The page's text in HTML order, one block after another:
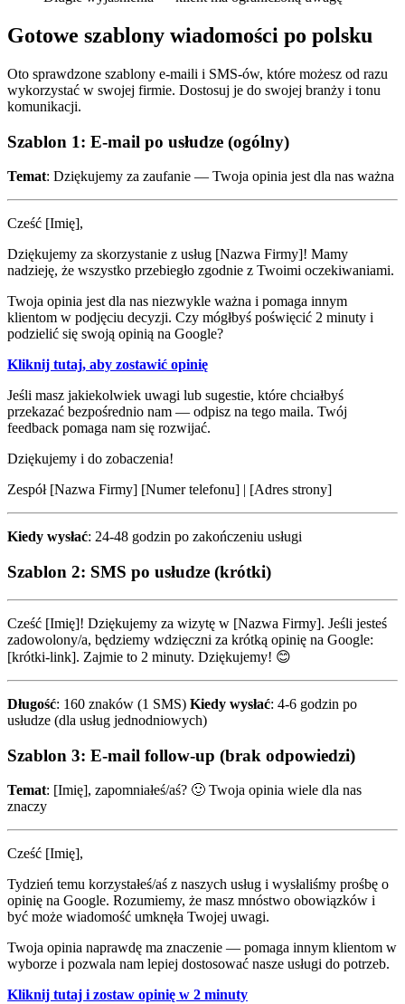
Gotowe szablony wiadomości po polsku
Oto sprawdzone szablony e-maili i SMS-ów, które możesz od razu
wykorzystać w swojej firmie. Dostosuj je do swojej branży i tonu
komunikacji.
Szablon 1: E-mail po usłudze (ogólny)
Temat: Dziękujemy za zaufanie — Twoja opinia jest dla nas ważna
Cześć [Imię],
Dziękujemy za skorzystanie z usług [Nazwa Firmy]! Mamy
nadzieję, że wszystko przebiegło zgodnie z Twoimi oczekiwaniami.
Twoja opinia jest dla nas niezwykle ważna i pomaga innym
klientom w podjęciu decyzji. Czy mógłbyś poświęcić 2 minuty i
podzielić się swoją opinią na Google?
Kliknij tutaj, aby zostawić opinię
Jeśli masz jakiekolwiek uwagi lub sugestie, które chciałbyś
przekazać bezpośrednio nam — odpisz na tego maila. Twój
feedback pomaga nam się rozwijać.
Dziękujemy i do zobaczenia!
Zespół [Nazwa Firmy] [Numer telefonu] | [Adres strony]
Kiedy wysłać: 24-48 godzin po zakończeniu usługi
Szablon 2: SMS po usłudze (krótki)
Cześć [Imię]! Dziękujemy za wizytę w [Nazwa Firmy]. Jeśli jesteś
zadowolony/a, będziemy wdzięczni za krótką opinię na Google:
[krótki-link]. Zajmie to 2 minuty. Dziękujemy! 😊
Długość: 160 znaków (1 SMS) Kiedy wysłać: 4-6 godzin po
usłudze (dla usług jednodniowych)
Szablon 3: E-mail follow-up (brak odpowiedzi)
Temat: [Imię], zapomniałeś/aś? 🙂 Twoja opinia wiele dla nas
znaczy
Cześć [Imię],
Tydzień temu korzystałeś/aś z naszych usług i wysłaliśmy prośbę o
opinię na Google. Rozumiemy, że masz mnóstwo obowiązków i
być może wiadomość umknęła Twojej uwagi.
Twoja opinia naprawdę ma znaczenie — pomaga innym klientom w
wyborze i pozwala nam lepiej dostosować nasze usługi do potrzeb.
Kliknij tutaj i zostaw opinię w 2 minuty